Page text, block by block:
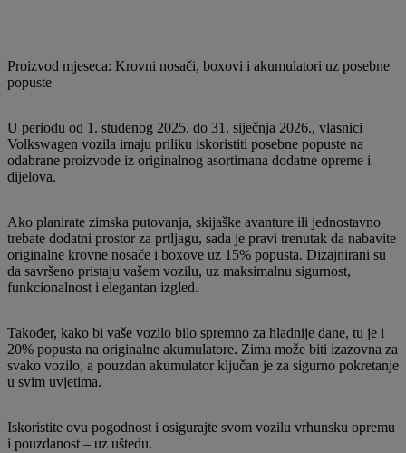
Proizvod mjeseca: Krovni nosači, boxovi i akumulatori uz posebne
popuste
U periodu od 1. studenog 2025. do 31. siječnja 2026., vlasnici
Volkswagen vozila imaju priliku iskoristiti posebne popuste na
odabrane proizvode iz originalnog asortimana dodatne opreme i
dijelova.
Ako planirate zimska putovanja, skijaške avanture ili jednostavno
trebate dodatni prostor za prtljagu, sada je pravi trenutak da nabavite
originalne krovne nosače i boxove uz 15% popusta. Dizajnirani su
da savršeno pristaju vašem vozilu, uz maksimalnu sigurnost,
funkcionalnost i elegantan izgled.
Također, kako bi vaše vozilo bilo spremno za hladnije dane, tu je i
20% popusta na originalne akumulatore. Zima može biti izazovna za
svako vozilo, a pouzdan akumulator ključan je za sigurno pokretanje
u svim uvjetima.
Iskoristite ovu pogodnost i osigurajte svom vozilu vrhunsku opremu
i pouzdanost – uz uštedu.